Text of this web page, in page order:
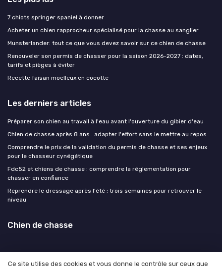
7 chiots springer spaniel à donner
Acheter un chien rapprocheur spécialisé pour la chasse au sanglier
Munsterlander: tout ce que vous devez savoir sur ce chien de chasse
Renouveler son permis de chasser pour la saison 2026-2027 : dates,
tarifs et pièges à éviter
Recette faisan moelleux en cocotte
Les derniers articles
Préparer son chien au travail à l'eau avant l'ouverture du gibier d'eau
Chien de chasse après 8 ans : adapter l'effort sans le mettre au repos
Comprendre le prix de la validation du permis de chasse et ses enjeux
pour le chasseur cynégétique
Fdc52 et chiens de chasse : comprendre la réglementation pour
chasser en confiance
Reprendre le dressage après l'été : trois semaines pour retrouver le
niveau
Chien de chasse
Ce site utilise des cookies et vous donne le contrôle sur ceux que